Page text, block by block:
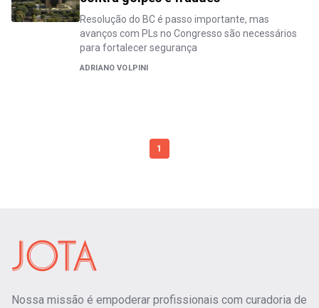
Resolução do BC é passo importante, mas
avanços com PLs no Congresso são necessários
para fortalecer segurança
ADRIANO VOLPINI
1
Nossa missão é empoderar profissionais com curadoria de